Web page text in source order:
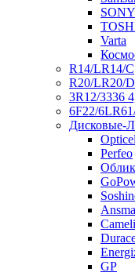
SONY
Varta
R14/LR14/C
R20/LR20/D
3R12/3336
6F22/
Дисковые-
Perfeo
Облик
GP